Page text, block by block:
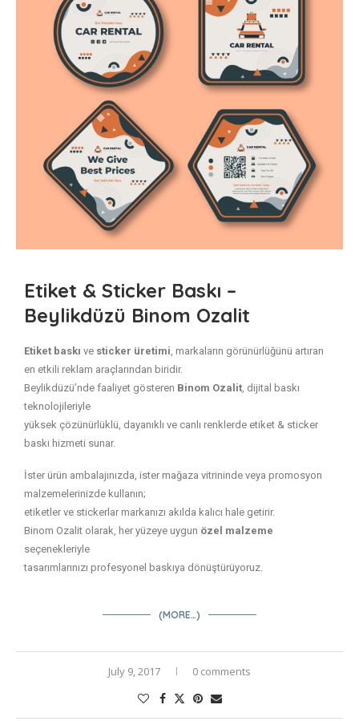
Etiket & Sticker Baskı –
Beylikdüzü Binom Ozalit
Etiket baskı ve sticker üretimi, markaların görünürlüğünü artıran
en etkili reklam araçlarından biridir.
Beylikdüzü’nde faaliyet gösteren Binom Ozalit, dijital baskı
teknolojileriyle
yüksek çözünürlüklü, dayanıklı ve canlı renklerde etiket & sticker
baskı hizmeti sunar.
İster ürün ambalajınızda, ister mağaza vitrininde veya promosyon
malzemelerinizde kullanın;
etiketler ve stickerlar markanızı akılda kalıcı hale getirir.
Binom Ozalit olarak, her yüzeye uygun özel malzeme
seçenekleriyle
tasarımlarınızı profesyonel baskıya dönüştürüyoruz.
(MORE…)
July 9, 2017 0 comments